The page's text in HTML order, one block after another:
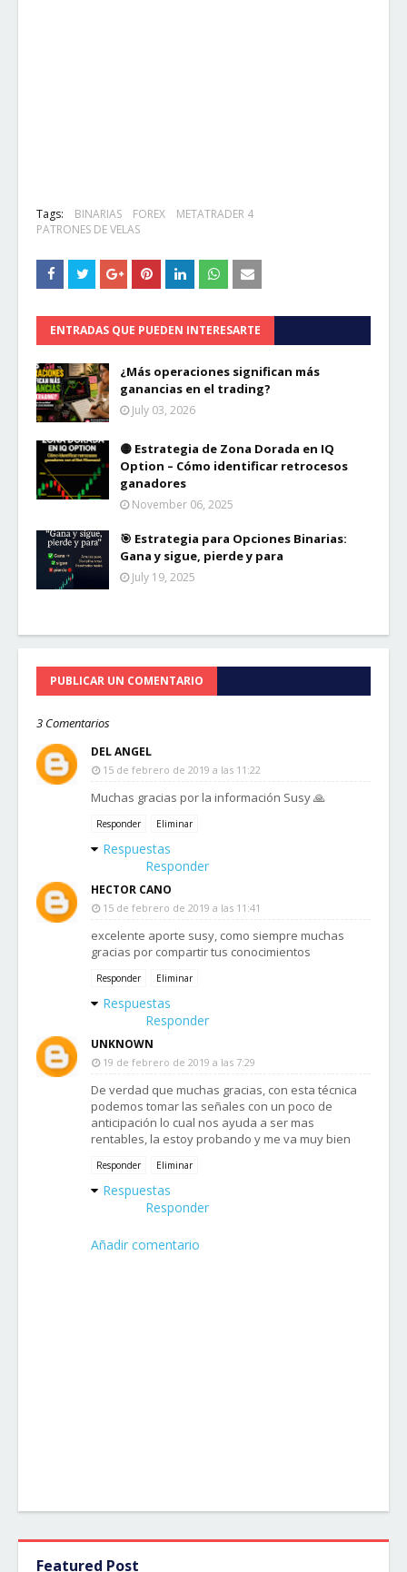
Tags: BINARIAS FOREX
METATRADER 4
PATRONES DE VELAS
ENTRADAS QUE PUEDEN INTERESARTE
¿Más operaciones significan más
ganancias en el trading?
July 03, 2026
🟡 Estrategia de Zona Dorada en IQ
Option – Cómo identificar retrocesos
ganadores
November 06, 2025
🎯 Estrategia para Opciones Binarias:
Gana y sigue, pierde y para
July 19, 2025
PUBLICAR UN COMENTARIO
3 Comentarios
DEL ANGEL
15 de febrero de 2019 a las 11:22
Muchas gracias por la información Susy 🙏
Responder Eliminar
Respuestas
Responder
HECTOR CANO
15 de febrero de 2019 a las 11:41
excelente aporte susy, como siempre muchas
gracias por compartir tus conocimientos
Responder Eliminar
Respuestas
Responder
UNKNOWN
19 de febrero de 2019 a las 7:29
De verdad que muchas gracias, con esta técnica
podemos tomar las señales con un poco de
anticipación lo cual nos ayuda a ser mas
rentables, la estoy probando y me va muy bien
Responder Eliminar
Respuestas
Responder
Añadir comentario
Featured Post